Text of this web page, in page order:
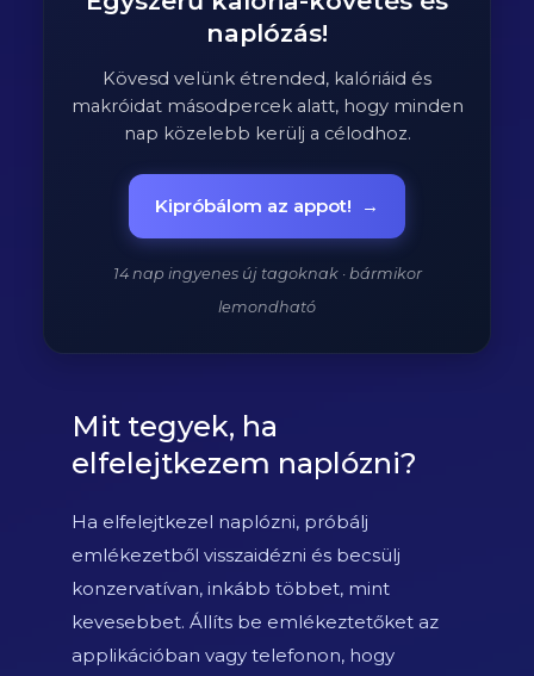
naplózás!
Kövesd velünk étrended, kalóriáid és
makróidat másodpercek alatt, hogy minden
nap közelebb kerülj a célodhoz.
Kipróbálom az appot! →
14 nap ingyenes új tagoknak · bármikor
lemondható
Mit tegyek, ha
elfelejtkezem naplózni?
Ha elfelejtkezel naplózni, próbálj
emlékezetből visszaidézni és becsülj
konzervatívan, inkább többet, mint
kevesebbet. Állíts be emlékeztetőket az
applikációban vagy telefonon, hogy